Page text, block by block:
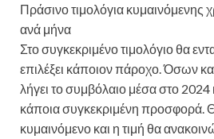
Πράσινο τιμολόγια κυμαινόμενης
ανά μήνα
Στο συγκεκριμένο τιμολόγιο θα
επιλέξει κάποιον πάροχο. Όσων
λήγει το συμβόλαιο μέσα στο 2024
κάποια συγκεκριμένη προσφορά.
κυμαινόμενο και η τιμή θα